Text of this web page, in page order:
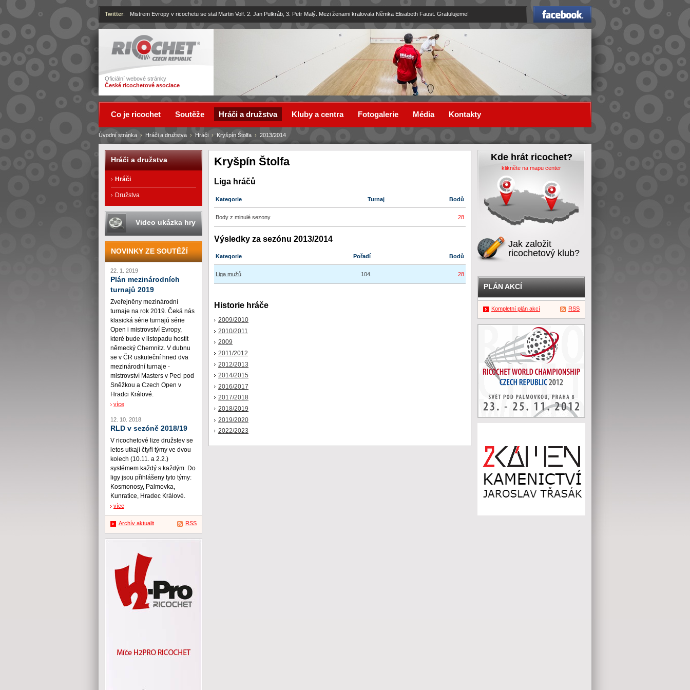
Ricochet
Oficiální webové stránky
České ricochetové asociace
Facebook
Twitter: Mistrem Evropy v ricochetu se stal Martin Volf. 2. Jan Pulkráb, 3. Petr Malý. Mezi ženami kralovala Němka Elisabeth Faust. Gratulujeme!
Kryšpín Štolfa
Liga hráčů
Kategorie Turnaj Bodů
Body z minulé sezony 28
Výsledky za sezónu 2013/2014
Kategorie Pořadí Bodů
Liga mužů 104. 28
Historie hráče
2009/2010
2010/2011
2009
2011/2012
2012/2013
2014/2015
2016/2017
2017/2018
2018/2019
2019/2020
2022/2023
Úvodní stránka › Hráči a družstva › Hráči › Kryšpín Štolfa › 2013/2014
Co je ricochet Soutěže Hráči a družstva Kluby a centra Fotogalerie Média Kontakty
Hráči a družstva
Hráči
Družstva
Video ukázka hry
NOVINKY ZE SOUTĚŽÍ
22. 1. 2019
Plán mezinárodních
turnajů 2019
Zveřejněny mezinárodní
turnaje na rok 2019. Čeká nás
klasická série turnajů série
Open i mistrovství Evropy,
které bude v listopadu hostit
německý Chemnitz. V dubnu
se v ČR uskuteční hned dva
mezinárodní turnaje -
mistrovství Masters v Peci pod
Sněžkou a Czech Open v
Hradci Králové.
více
12. 10. 2018
RLD v sezóně 2018/19
V ricochetové lize družstev se
letos utkají čtyři týmy ve dvou
kolech (10.11. a 2.2.)
systémem každý s každým. Do
ligy jsou přihlášeny tyto týmy:
Kosmonosy, Palmovka,
Kunratice, Hradec Králové.
více
Archív aktualit RSS
Kde hrát ricochet?
klikněte na mapu center
Jak založit
ricochetový klub?
PLÁN AKCÍ
Kompletní plán akcí RSS